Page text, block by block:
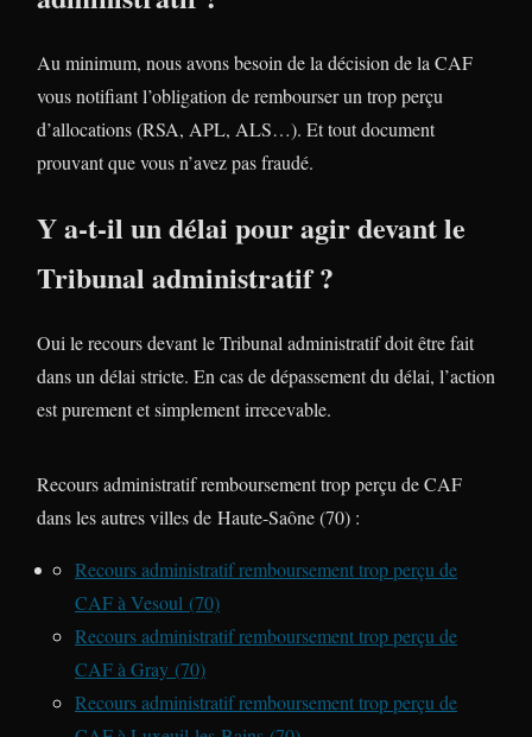
Au minimum, nous avons besoin de la décision de la CAF
vous notifiant l’obligation de rembourser un trop perçu
d’allocations (RSA, APL, ALS…). Et tout document
prouvant que vous n’avez pas fraudé.
Y a-t-il un délai pour agir devant le
Tribunal administratif ?
Oui le recours devant le Tribunal administratif doit être fait
dans un délai stricte. En cas de dépassement du délai, l’action
est purement et simplement irrecevable.
Recours administratif remboursement trop perçu de CAF
dans les autres villes de Haute-Saône (70) :
Recours administratif remboursement trop perçu de
CAF à Vesoul (70)
Recours administratif remboursement trop perçu de
CAF à Gray (70)
Recours administratif remboursement trop perçu de